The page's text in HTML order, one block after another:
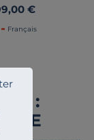
€
Français
: